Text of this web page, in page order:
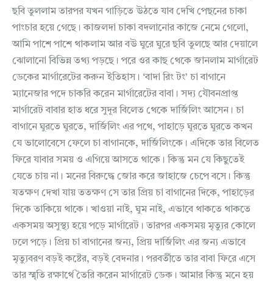
ছবি তুললাম তারপর যখন গাড়িতে উঠতে যাব দেখি পেছনের চাকা
পাংচার হয়ে গেছে। কাজলদা চাকা বদলানোর কাজে নেমে গেলো,
আমি পাশে পাশে থাকলাম আর বউ ঘুরে ঘুরে ছবি তুলছে আর দেয়ালে
ঝোলানো বিভিন্ন তথ্য পড়ছে। পরে ওর কাছ থেকে জানলাম মার্গারেট
ডেকের মার্গারেটের করুন ইতিহাস। ‘বাদা রিং টং’ চা বাগানে
ম্যানেজার পদে চাকরি করেন মার্গারেটের বাবা। সদ্য যৌবনপ্রাপ্ত
মার্গারেট বাবার হাত ধরে সুদূর বিলেত থেকে দার্জিলিং আসেন। চা
বাগানে ঘুরতে ঘুরতে, দার্জিলিং এর পথে, পাহাড়ে ঘুরতে ঘুরতে কখন
যে ভালোবেসে ফেলে চা বাগানকে, দার্জিলিংকে। এদিকে তার বিলেত
ফিরে যাবার সময় ও এগিয়ে আসতে থাকে। কিন্তু মন যে কিছুতেই
যেতে চায় না। মনের বিরুদ্ধে জোর করে জাহাজে চেপে বসে। কিন্তু
যতক্ষণ দেখা যায় ততক্ষণ সে তার প্রিয় চা বাগানের দিকে, পাহাড়ের
দিকে তাকিয়ে থাকে। খাওয়া নাই, ঘুম নাই, এভাবে থাকতে থাকতে
একসময় অসুস্থ্য হয়ে পড়ে মার্গারেট। তারপর একসময় মৃত্যুর কোলে
ঢলে পড়ে। প্রিয় চা বাগানের জন্য, প্রিয় দার্জিলিং এর জন্য এভাবে
মৃত্যুবরণ বড়ই কষ্টের, বড়ই বেদনার। পরবর্তীতে তার বাবা ফিরে এসে
তার স্মৃতি রক্ষার্থে তৈরি করেন মার্গারেট ডেক। আমার কিন্তু মনে হয়